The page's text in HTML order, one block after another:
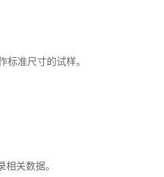
准尺寸的试样。
关数据。